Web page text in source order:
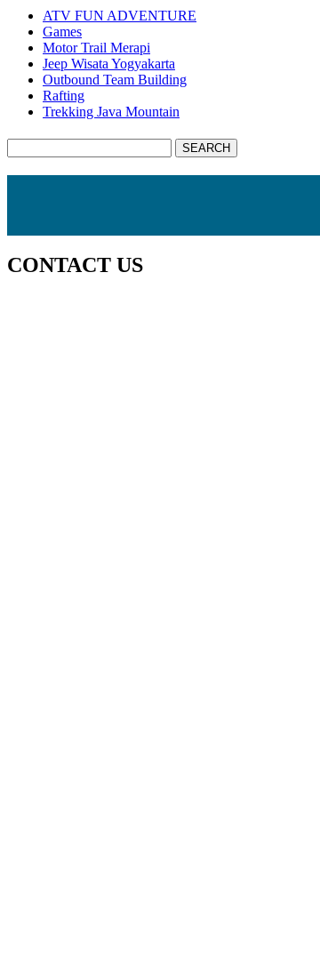
ATV FUN ADVENTURE
Games
Motor Trail Merapi
Jeep Wisata Yogyakarta
Outbound Team Building
Rafting
Trekking Java Mountain
CONTACT US